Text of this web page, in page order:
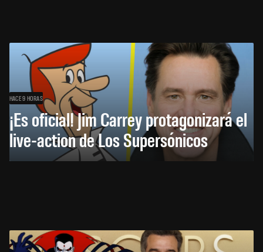
HACE 9 HORAS
¡Es oficial! Jim Carrey protagonizará el
live-action de Los Supersónicos